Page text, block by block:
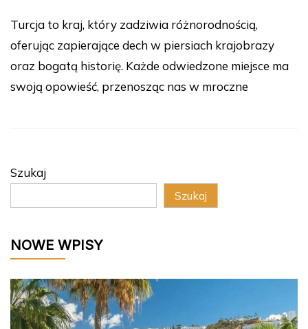
Turcja to kraj, który zadziwia różnorodnością,
oferując zapierające dech w piersiach krajobrazy
oraz bogatą historię. Każde odwiedzone miejsce ma
swoją opowieść, przenosząc nas w mroczne
Szukaj
Szukaj
NOWE WPISY